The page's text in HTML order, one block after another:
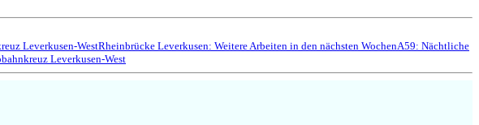
Leverkusen-WestRheinbrücke Leverkusen: Weitere Arbeiten in den nächsten WochenA59: Nächtliche
Leverkusen-West